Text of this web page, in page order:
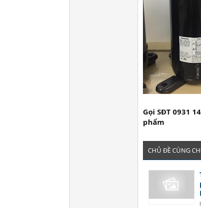
Gọi SĐT 0931
phẩm
CHỦ ĐỀ CÙNG